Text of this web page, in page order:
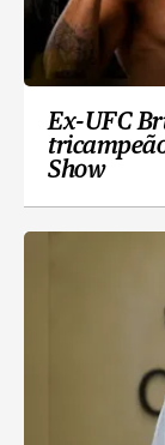
Ex-UFC
Show